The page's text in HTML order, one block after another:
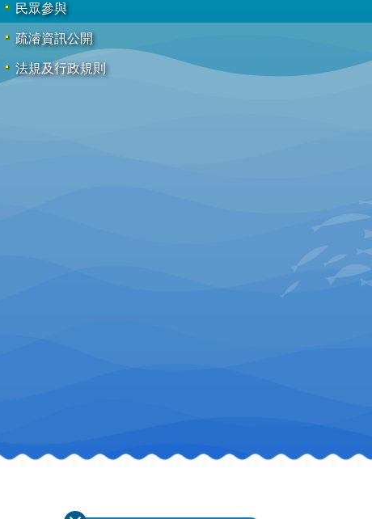
民眾參與
疏濬資訊公開
法規及行政規則